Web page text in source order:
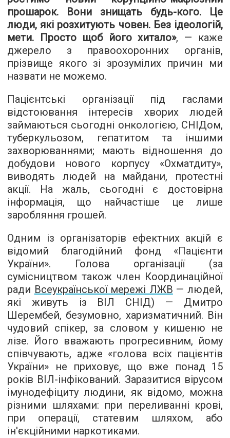
прошарок. Вони знищать будь-кого. Це
люди, які розхитують човен. Без ідеологій,
мети. Просто щоб його хитало», — каже
джерело з правоохоронних органів,
прізвище якого зі зрозумілих причин ми
назвати не можемо.
Пацієнтські організації під гаслами
відстоювання інтересів хворих людей
займаються сьогодні онкологією, СНІДом,
туберкульозом, гепатитом та іншими
захворюваннями; мають відношення до
добудови нового корпусу «Охматдиту»,
виводять людей на майдани, протестні
акції. На жаль, сьогодні є достовірна
інформація, що найчастіше це лише
заробляння грошей.
Одним із організаторів ефектних акцій є
відомий благодійний фонд «Пацієнти
України». Голова організації (за
сумісництвом також член Координаційної
ради Всеукраїнської мережі ЛЖВ — людей,
які живуть із ВІЛ СНІД) — Дмитро
Шерембей, безумовно, харизматичний. Він
чудовий спікер, за словом у кишеню не
лізе. Його вважають прогресивним, йому
співчувають, адже «голова всіх пацієнтів
України» не приховує, що вже понад 15
років ВІЛ-інфікований. Заразитися вірусом
імунодефіциту людини, як відомо, можна
різними шляхами: при переливанні крові,
при операції, статевим шляхом, або
ін'єкційними наркотиками.